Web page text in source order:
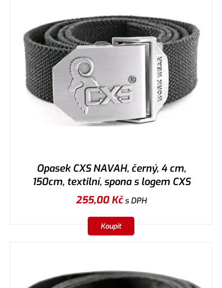
Opasek CXS NAVAH, černý, 4 cm,
150cm, textilní, spona s logem CXS
255,00Kčs DPH
Koupit